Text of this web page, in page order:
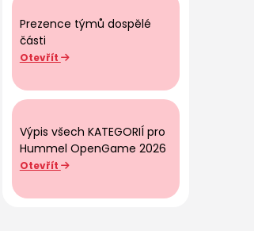
Prezence týmů dospělé
části
Otevřít
Výpis všech KATEGORIÍ pro
Hummel OpenGame 2026
Otevřít